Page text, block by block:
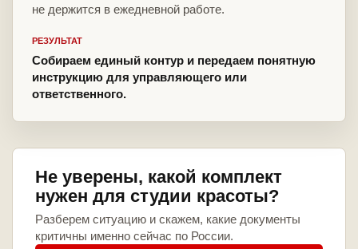
не держится в ежедневной работе.
РЕЗУЛЬТАТ
Собираем единый контур и передаем понятную
инструкцию для управляющего или
ответственного.
Не уверены, какой комплект
нужен для студии красоты?
Разберем ситуацию и скажем, какие документы
критичны именно сейчас по России.